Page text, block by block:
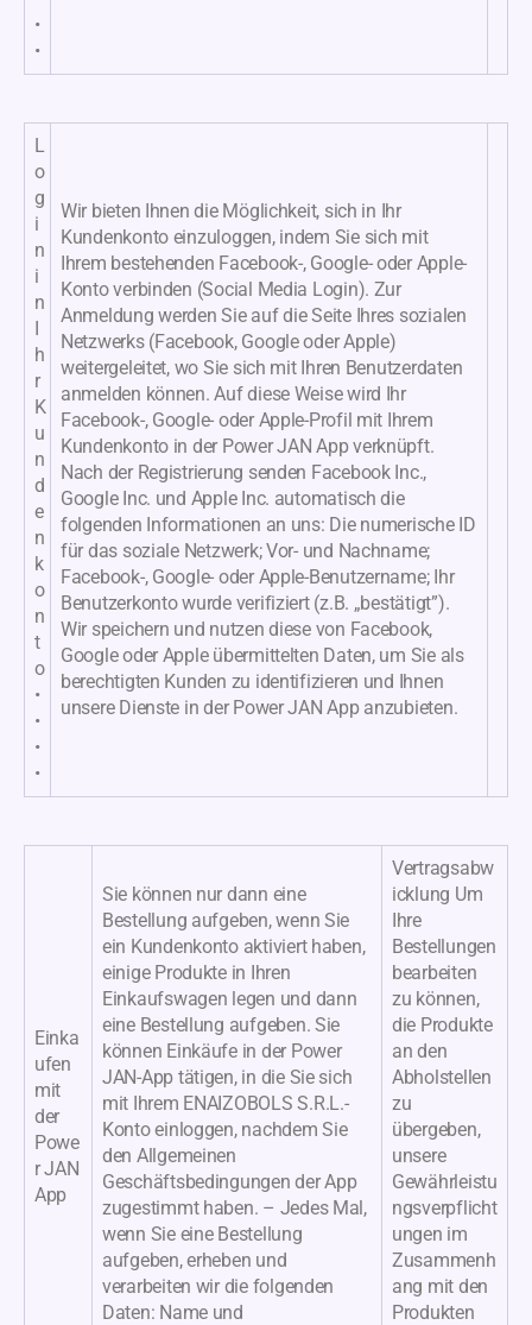
•
•
L
o
g
i
n
i
n
I
h
r
K
u
n
d
e
n
k
o
n
t
o
•
•
•
•
Wir bieten Ihnen die Möglichkeit, sich in Ihr
Kundenkonto einzuloggen, indem Sie sich mit
Ihrem bestehenden Facebook-, Google- oder Apple-
Konto verbinden (Social Media Login). Zur
Anmeldung werden Sie auf die Seite Ihres sozialen
Netzwerks (Facebook, Google oder Apple)
weitergeleitet, wo Sie sich mit Ihren Benutzerdaten
anmelden können. Auf diese Weise wird Ihr
Facebook-, Google- oder Apple-Profil mit Ihrem
Kundenkonto in der Power JAN App verknüpft.
Nach der Registrierung senden Facebook Inc.,
Google Inc. und Apple Inc. automatisch die
folgenden Informationen an uns: Die numerische ID
für das soziale Netzwerk; Vor- und Nachname;
Facebook-, Google- oder Apple-Benutzername; Ihr
Benutzerkonto wurde verifiziert (z.B. „bestätigt”).
Wir speichern und nutzen diese von Facebook,
Google oder Apple übermittelten Daten, um Sie als
berechtigten Kunden zu identifizieren und Ihnen
unsere Dienste in der Power JAN App anzubieten.
Einka
ufen
mit
der
Powe
r JAN
App
Sie können nur dann eine
Bestellung aufgeben, wenn Sie
ein Kundenkonto aktiviert haben,
einige Produkte in Ihren
Einkaufswagen legen und dann
eine Bestellung aufgeben. Sie
können Einkäufe in der Power
JAN-App tätigen, in die Sie sich
mit Ihrem ENAIZOBOLS S.R.L.-
Konto einloggen, nachdem Sie
den Allgemeinen
Geschäftsbedingungen der App
zugestimmt haben. – Jedes Mal,
wenn Sie eine Bestellung
aufgeben, erheben und
verarbeiten wir die folgenden
Daten: Name und
Vertragsabw
icklung Um
Ihre
Bestellungen
bearbeiten
zu können,
die Produkte
an den
Abholstellen
zu
übergeben,
unsere
Gewährleistu
ngsverpflicht
ungen im
Zusammenh
ang mit den
Produkten